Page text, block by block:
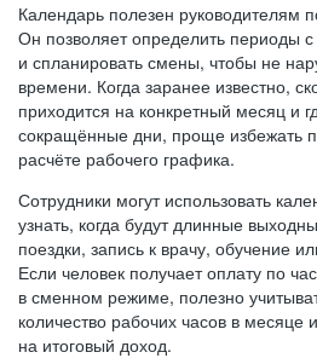
Календарь полезен руководителям
Он позволяет определить периоды
и спланировать смены, чтобы не
времени. Когда заранее известно,
приходится на конкретный месяц и
сокращённые дни, проще избежать
расчёте рабочего графика.
Сотрудники могут использовать
узнать, когда будут длинные
поездки, запись к врачу, обучение
Если человек получает оплату по
в сменном режиме, полезно
количество рабочих часов в месяце
на итоговый доход.